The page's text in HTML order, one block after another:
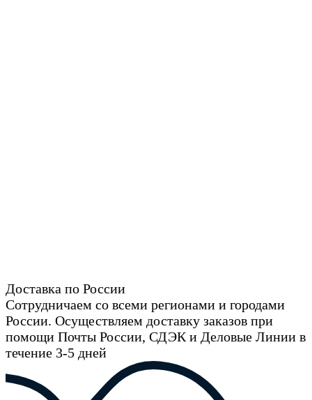
Доставка по России
Сотрудничаем со всеми регионами и городами
России. Осуществляем доставку заказов при
помощи Почты России, СДЭК и Деловые Линии в
течение 3-5 дней